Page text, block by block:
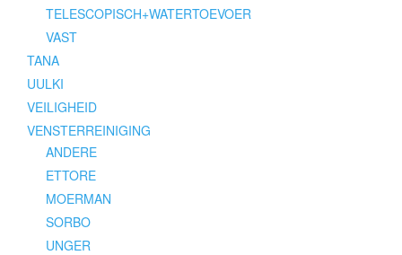
TELESCOPISCH+WATERTOEVOER
VAST
TANA
UULKI
VEILIGHEID
VENSTERREINIGING
ANDERE
ETTORE
MOERMAN
SORBO
UNGER